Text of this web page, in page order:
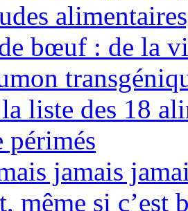
bœuf : de la
liste des 18
périmés
jamais
même si c’est